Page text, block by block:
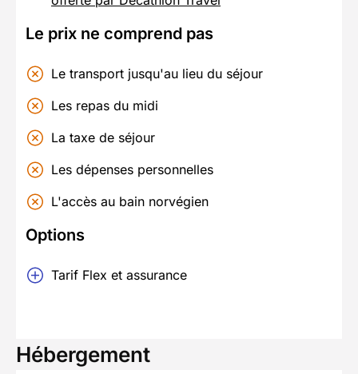
Le prix ne comprend pas
Le transport jusqu'au lieu du séjour
Les repas du midi
La taxe de séjour
Les dépenses personnelles
L'accès au bain norvégien
Options
Tarif Flex et assurance
Hébergement